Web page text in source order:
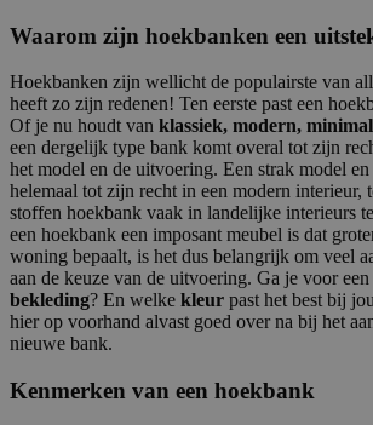
Waarom zijn hoekbanken een
Hoekbanken zijn wellicht de populairste van
heeft zo zijn redenen! Ten eerste past een
Of je nu houdt van klassiek, modern,
een dergelijk type bank komt overal tot zijn
het model en de uitvoering. Een strak model
helemaal tot zijn recht in een modern interieur,
stoffen hoekbank vaak in landelijke interieurs
een hoekbank een imposant meubel is dat
woning bepaalt, is het dus belangrijk om veel
aan de keuze van de uitvoering. Ga je voor een
bekleding? En welke kleur past het best bij
hier op voorhand alvast goed over na bij het
nieuwe bank.
Kenmerken van een hoekbank